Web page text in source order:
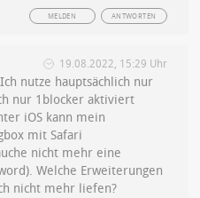
ANTWORTEN
MELDEN
19.08.2022, 15:29 Uhr
nutze hauptsächlich nur
nur 1blocker aktiviert
iOS kann mein
mit Safari
nicht mehr eine
Welche Erweiterungen
nicht mehr liefen?